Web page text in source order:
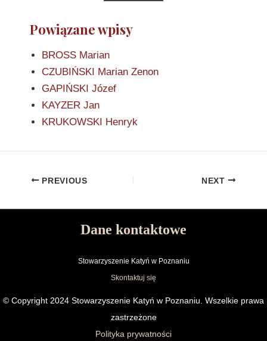
Powiązane wpisy
BROSS Marian
CZUBIŃSKI Marian Zenon
GAPIŃSKI Józef
KAYZER Jan
KRUKOWSKI Henryk
PREVIOUS NEXT
Dane kontaktowe
Stowarzyszenie Katyń w Poznaniu
Skontaktuj się
© Copyright 2024 Stowarzyszenie Katyń w Poznaniu. Wszelkie prawa
zastrzeżone
Polityka prywatności